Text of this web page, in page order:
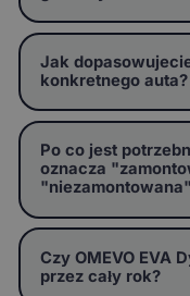
Jak
konkretnego auta?
Po co jest
oznacza
Czy OMEVO EVA
przez cały rok?